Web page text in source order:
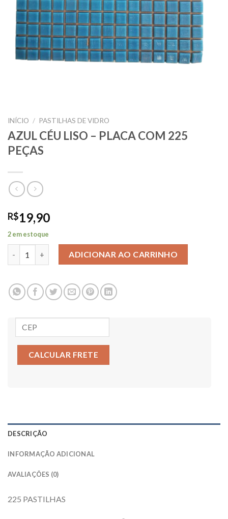
INÍCIO / PASTILHAS DE VIDRO
AZUL CÉU LISO – PLACA COM 225
PEÇAS
R$19,90
CALCULAR FRETE
2 em estoque
AZUL CÉU LISO - PLACA COM 225 PEÇAS quantidade
ADICIONAR AO CARRINHO
DESCRIÇÃO
INFORMAÇÃO ADICIONAL
AVALIAÇÕES (0)
225 PASTILHAS